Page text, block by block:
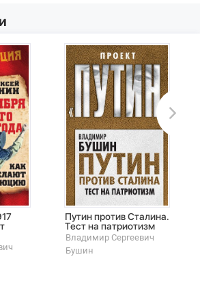
Путин против Сталина.
Тест на патриотизм
Владимир Сергеевич
Бушин